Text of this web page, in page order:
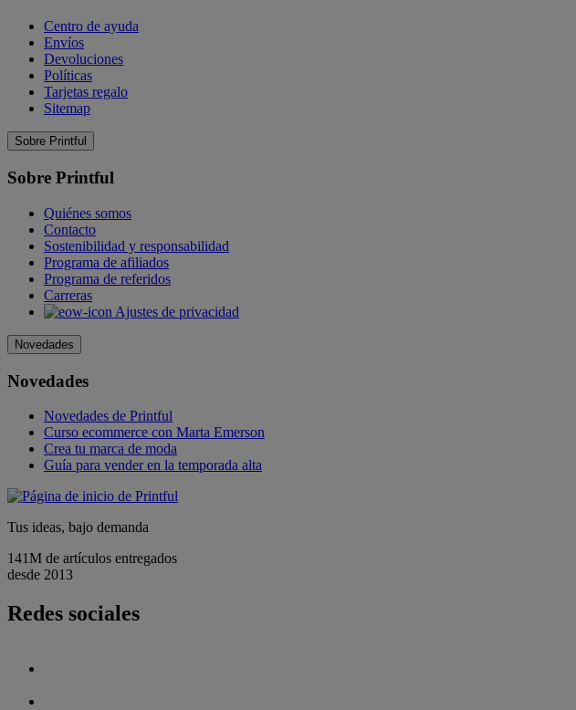
Centro de ayuda
Envíos
Devoluciones
Políticas
Tarjetas regalo
Sitemap
Sobre Printful
Sobre Printful
Quiénes somos
Contacto
Sostenibilidad y responsabilidad
Programa de afiliados
Programa de referidos
Carreras
Ajustes de privacidad
Novedades
Novedades
Novedades de Printful
Curso ecommerce con Marta Emerson
Crea tu marca de moda
Guía para vender en la temporada alta
Tus ideas, bajo demanda
141M de artículos entregados
desde 2013
Redes sociales